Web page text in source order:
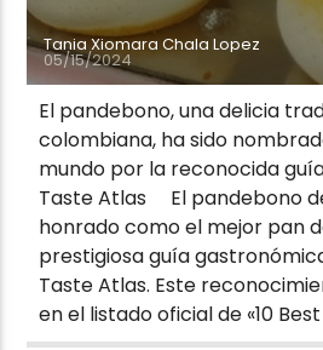
Tania Xiomara Chala Lopez
05/15/2024
El pandebono, una delicia
colombiana, ha sido
mundo por la reconocida
Taste Atlas El pandebono
honrado como el mejor pan
prestigiosa guía
Taste Atlas. Este
en el listado oficial de «10